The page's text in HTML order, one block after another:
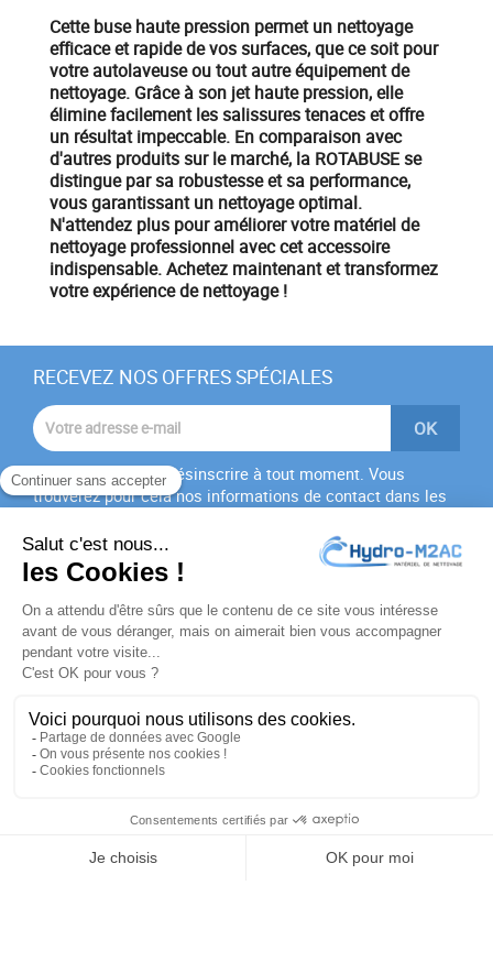
Cettebuse haute pression permet un nettoyage
efficace et rapide de vos surfaces, que ce soit pour
votreautolaveuseou tout autre équipement de
nettoyage. Grâce à son jet haute pression, elle
élimine facilement les salissures tenaces et offre
un résultat impeccable. En comparaison avec
d'autres produits sur le marché, la ROTABUSE se
distingue par sa robustesse et sa performance,
vous garantissant un nettoyage optimal.
N'attendez plus pour améliorer votrematériel de
nettoyage professionnel avec cet accessoire
indispensable.Achetez maintenantet transformez
votre expérience de nettoyage !
RECEVEZ NOS OFFRES SPÉCIALES
Vous pouvez vous désinscrire à tout moment. Vous
trouverez pour cela nos informations de contact dans les
J'accepte lesconditions générales
politique de
confidentialité
PRODUITS
NOTRE SOCIÉTÉ
VOTRE COMPTE